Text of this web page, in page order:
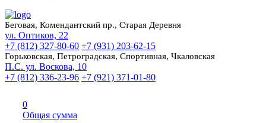
Беговая, Комендантский пр., Старая Деревня
ул. Оптиков, 22
+7 (812) 327-80-60 +7 (931) 203-62-15
Горьковская, Петроградская, Спортивная, Чкаловская
П.С. ул. Воскова, 10
+7 (812) 336-23-96 +7 (921) 371-01-80
0
Общая сумма